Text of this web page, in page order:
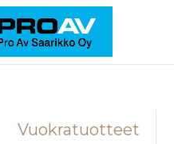
Vuokratuotteet